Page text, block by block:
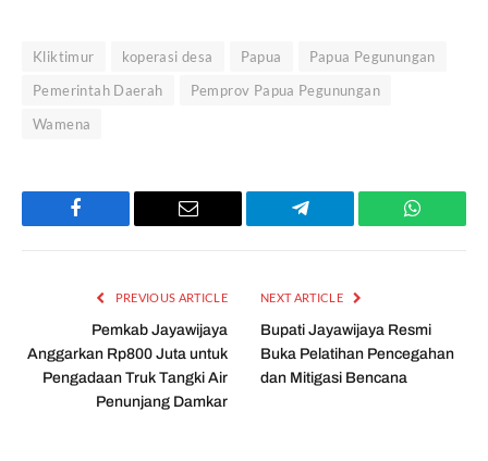
Kliktimur koperasi desa Papua
Papua Pegunungan
Pemerintah Daerah
Pemprov Papua Pegunungan
Wamena
Facebook Email Telegram
PREVIOUS ARTICLE
Pemkab Jayawijaya
Anggarkan Rp800 Juta untuk
Pengadaan Truk Tangki Air
Penunjang Damkar
NEXT ARTICLE
Bupati Jayawijaya Resmi
Buka Pelatihan Pencegahan
dan Mitigasi Bencana